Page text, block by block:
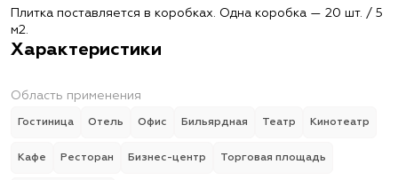
Плитка поставляется в коробках. Одна коробка — 20 шт. / 5
м2.
Характеристики
Область применения
Гостиница Отель Офис Бильярдная Театр Кинотеатр
Кафе Ресторан Бизнес-центр Торговая площадь